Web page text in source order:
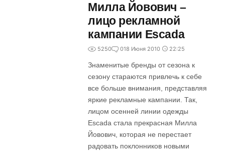
Милла Йовович –
лицо рекламной
кампании Escada
5250 018 Июня 2010 22:25
Знаменитые бренды от сезона к
сезону стараются привлечь к себе
все больше внимания, представляя
яркие рекламные кампании. Так,
лицом осенней линии одежды
Escada стала прекрасная Милла
Йовович, которая не перестает
радовать поклонников новыми